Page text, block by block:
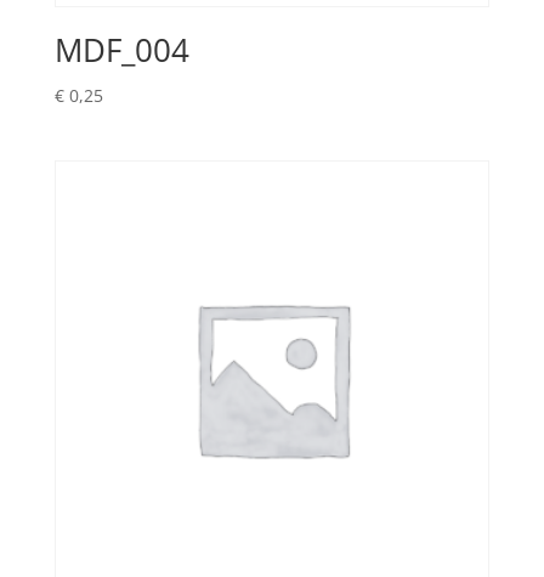
MDF_004
€0,25